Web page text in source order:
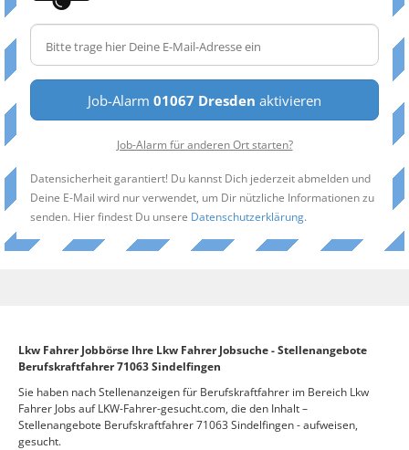
Job-Alarm 01067 Dresden aktivieren
Job-Alarm für anderen Ort starten?
Datensicherheit garantiert! Du kannst Dich jederzeit abmelden und
Deine E-Mail wird nur verwendet, um Dir nützliche Informationen zu
senden. Hier findest Du unsere Datenschutzerklärung.
Lkw Fahrer Jobbörse Ihre Lkw Fahrer Jobsuche - Stellenangebote
Berufskraftfahrer 71063 Sindelfingen
Sie haben nach Stellenanzeigen für Berufskraftfahrer im Bereich Lkw
Fahrer Jobs auf LKW-Fahrer-gesucht.com, die den Inhalt –
Stellenangebote Berufskraftfahrer 71063 Sindelfingen - aufweisen,
gesucht.